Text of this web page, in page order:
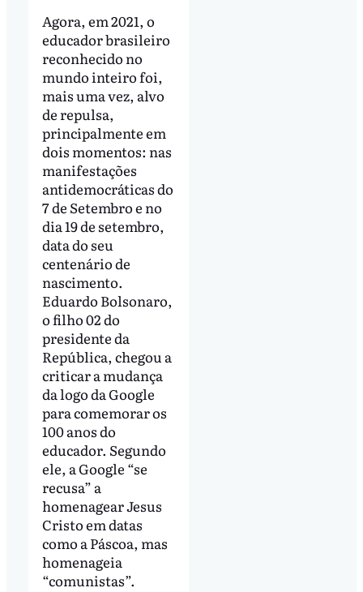
Agora, em 2021, o
educador brasileiro
reconhecido no
mundo inteiro foi,
mais uma vez, alvo
de repulsa,
principalmente em
dois momentos: nas
manifestações
antidemocráticas do
7 de Setembro e no
dia 19 de setembro,
data do seu
centenário de
nascimento.
Eduardo Bolsonaro,
o filho 02 do
presidente da
República, chegou a
criticar a mudança
da logo da Google
para comemorar os
100 anos do
educador. Segundo
ele, a Google “se
recusa” a
homenagear Jesus
Cristo em datas
como a Páscoa, mas
homenageia
“comunistas”.